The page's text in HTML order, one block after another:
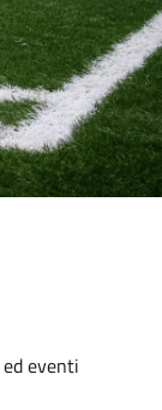
eventi